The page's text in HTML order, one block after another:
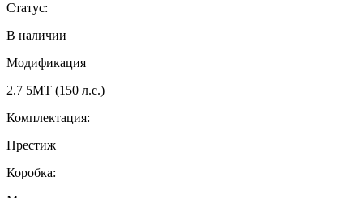
Статус:
В наличии
Модификация
2.7 5МТ (150 л.с.)
Комплектация:
Престиж
Коробка: